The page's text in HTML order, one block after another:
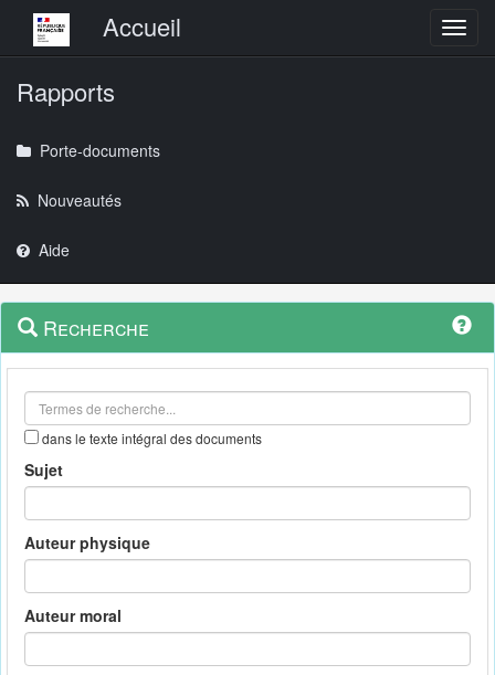
Menu principalAccueil
Rapports
Porte-documents
Nouveautés
Aide
Navigation
outils
Menu
contextuel
Recherche
dans le texte intégral des documents
Sujet
Auteur physique
Auteur moral